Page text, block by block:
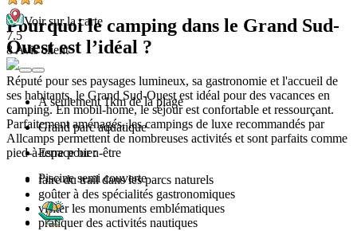
Pourquoi le camping dans le Grand Sud-
Ouest est l’idéal ?
Réputé pour ses paysages lumineux, sa gastronomie et l'accueil de
ses habitants, le Grand Sud-Ouest est idéal pour des vacances en
camping. En mobil-home, le séjour est confortable et ressourçant.
Parfaitement aménagés, les campings de luxe recommandés par
Allcamps permettent de nombreuses activités et sont parfaits comme
pied-à-terre pour :
faire du trail dans les parcs naturels
goûter à des spécialités gastronomiques
visiter les monuments emblématiques
pratiquer des activités nautiques
Voir sur la carte
7.5
8 Avis client
A seulement 1km de la plage
Grand parc aquatique
Espace bien-être
Piscine semi couverte